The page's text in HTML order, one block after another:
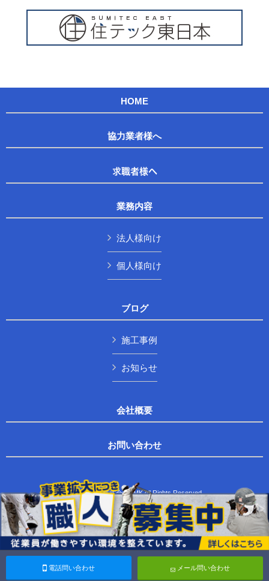
HOME
協力業者様へ
求職者様へ
業務内容
法人様向け
個人様向け
ブログ
施工事例
お知らせ
会社概要
お問い合わせ
Copyright © 株式会社TMK All Rights Reserved.
電話問い合わせ メール問い合わせ